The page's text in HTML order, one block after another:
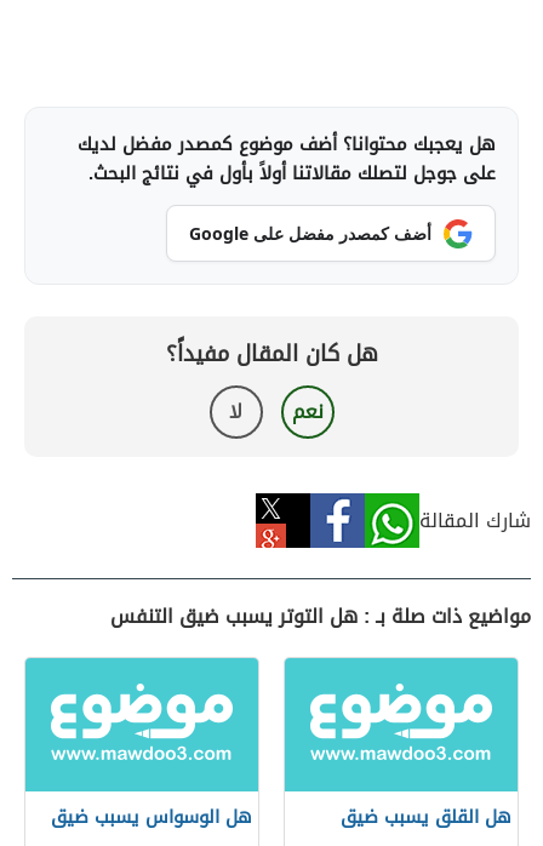
هل يعجبك محتوانا؟ أضف موضوع كمصدر مفضل لديك
على جوجل لتصلك مقالاتنا أولاً بأول في نتائج البحث.
أضف كمصدر مفضل على Google
هل كان المقال مفيداً؟
نعم لا
شارك المقالة
مواضيع ذات صلة بـ : هل التوتر يسبب ضيق التنفس
هل القلق يسبب ضيق
هل الوسواس يسبب ضيق